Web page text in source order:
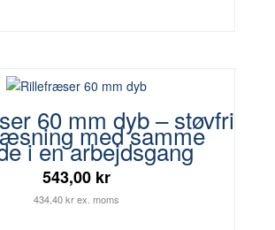
60 mm dyb – støvfri
med samme
i en arbejdsgang
543,00 kr
434,40 kr ex. moms